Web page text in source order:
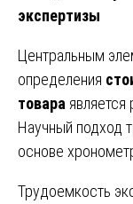
экспертизы
Центральным
определения
товара является
Научный подход
основе
Трудоемкость